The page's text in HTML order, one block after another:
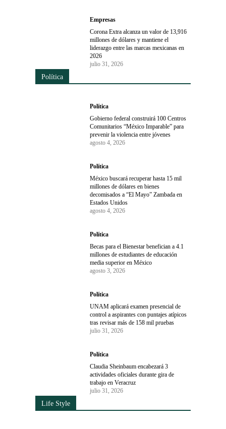
Empresas
Corona Extra alcanza un valor de 13,916
millones de dólares y mantiene el
liderazgo entre las marcas mexicanas en
2026
julio 31, 2026
Política
Política
Gobierno federal construirá 100 Centros
Comunitarios “México Imparable” para
prevenir la violencia entre jóvenes
agosto 4, 2026
Política
México buscará recuperar hasta 15 mil
millones de dólares en bienes
decomisados a “El Mayo” Zambada en
Estados Unidos
agosto 4, 2026
Política
Becas para el Bienestar benefician a 4.1
millones de estudiantes de educación
media superior en México
agosto 3, 2026
Política
UNAM aplicará examen presencial de
control a aspirantes con puntajes atípicos
tras revisar más de 158 mil pruebas
julio 31, 2026
Política
Claudia Sheinbaum encabezará 3
actividades oficiales durante gira de
trabajo en Veracruz
julio 31, 2026
Life Style